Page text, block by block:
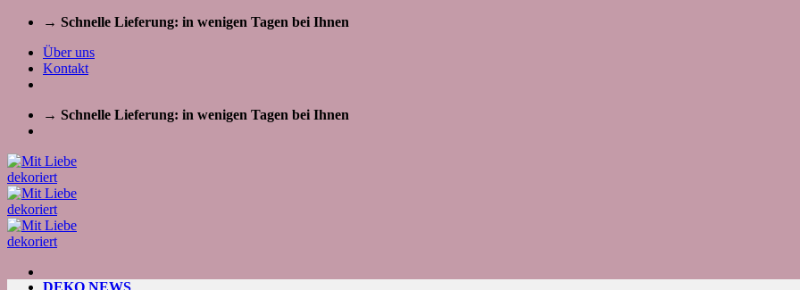
Zum
springen
→ Schnelle Lieferung: in wenigen Tagen bei Ihnen
Über uns
Kontakt
→ Schnelle Lieferung: in wenigen Tagen bei Ihnen
DEKO NEWS